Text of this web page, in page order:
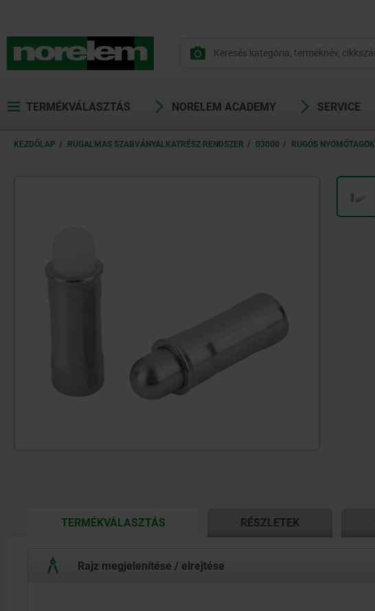
TERMÉKVÁLASZTÁS NORELEM ACADEMY SERVICE
KEZDŐLAP RUGALMAS SZABVÁNYALKATRÉSZ RENDSZER 03000 RUGÓS NYOMÓTAGOK
TERMÉKVÁLASZTÁSCURRENT
RÉSZLETEK
Rajz megjelenítése / elrejtése